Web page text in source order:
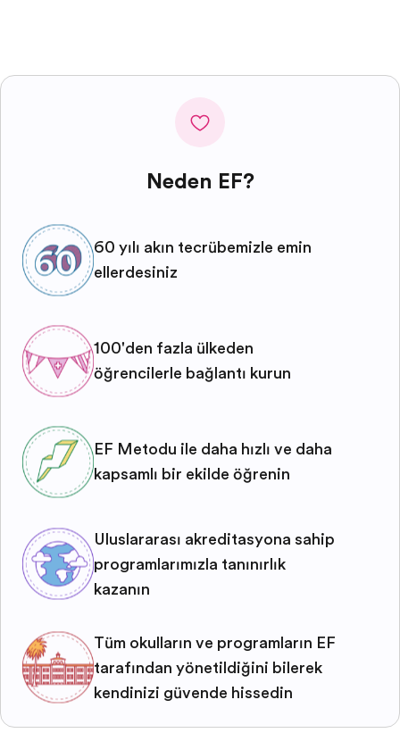
Neden EF?
60 yılı aşkın tecrübemizle emin
ellerdesiniz
100'den fazla ülkeden
öğrencilerle bağlantı kurun
EF Metodu ile daha hızlı ve daha
kapsamlı bir şekilde öğrenin
Uluslararası akreditasyona sahip
programlarımızla tanınırlık
kazanın
Tüm okulların ve programların EF
tarafından yönetildiğini bilerek
kendinizi güvende hissedin